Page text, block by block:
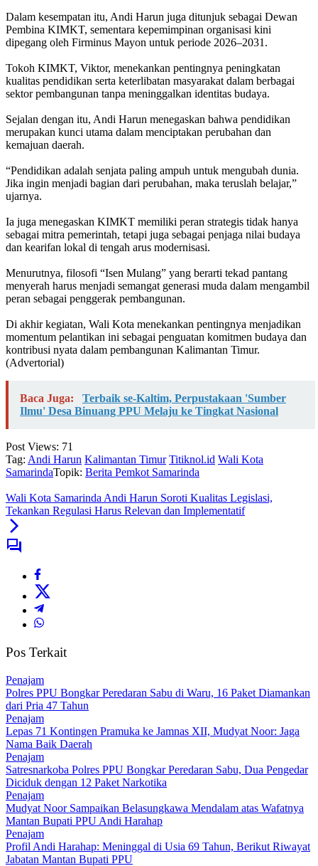
‎Dalam kesempatan itu, Andi Harun juga ditunjuk sebagai Dewan
Pembina KIMKT, sementara kepemimpinan organisasi kini
dipegang oleh Firminus Mayon untuk periode 2026–2031.
‎Tokoh KIMKT, Viktor, menekankan pentingnya peningkatan
kualitas pendidikan serta keterlibatan masyarakat dalam berbagai
sektor pembangunan tanpa meninggalkan identitas budaya.
‎Sejalan dengan itu, Andi Harun menegaskan bahwa pendidikan
merupakan kunci utama dalam menciptakan perubahan dan
kemajuan daerah.
‎“Pendidikan adalah senjata paling ampuh untuk mengubah dunia.
Jika ingin menjadi bagian dari perubahan, maka teruslah belajar,”
ujarnya.
‎Ia juga menegaskan KIMKT memiliki peran strategis tidak hanya
sebagai mitra pemerintah, tetapi juga sebagai penjaga nilai budaya
dan kearifan lokal di tengah arus modernisasi.
‎Menurutnya, filosofi “Isen Mulang” yang berarti tekad pantang
menyerah harus menjadi semangat generasi muda dalam mengambil
peran sebagai penggerak pembangunan.
‎Di akhir kegiatan, Wali Kota menekankan pentingnya menjadikan
momentum pelantikan ini sebagai penguatan komitmen budaya dan
kontribusi nyata dalam pembangunan Kalimantan Timur.
(Advertorial)
Baca Juga:
Terbaik se-Kaltim, Perpustakaan 'Sumber
Ilmu' Desa Binuang PPU Melaju ke Tingkat Nasional
Post Views: 71
Tag: Andi Harun Kalimantan Timur Titiknol.id Wali Kota
SamarindaTopik: Berita Pemkot Samarinda
Wali Kota Samarinda Andi Harun Soroti Kualitas Legislasi,
Tekankan Regulasi Harus Relevan dan Implementatif
Pos Terkait
Penajam
Polres PPU Bongkar Peredaran Sabu di Waru, 16 Paket Diamankan
dari Pria 47 Tahun
Penajam
Lepas 71 Kontingen Pramuka ke Jamnas XII, Mudyat Noor: Jaga
Nama Baik Daerah
Penajam
Satresnarkoba Polres PPU Bongkar Peredaran Sabu, Dua Pengedar
Diciduk dengan 12 Paket Narkotika
Penajam
Mudyat Noor Sampaikan Belasungkawa Mendalam atas Wafatnya
Mantan Bupati PPU Andi Harahap
Penajam
Profil Andi Harahap: Meninggal di Usia 69 Tahun, Berikut Riwayat
Jabatan Mantan Bupati PPU